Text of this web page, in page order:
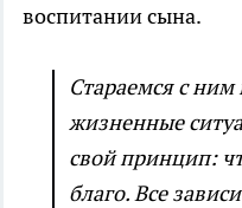
воспитании сына.
Стараемся с ним
жизненные
свой принцип:
благо. Все